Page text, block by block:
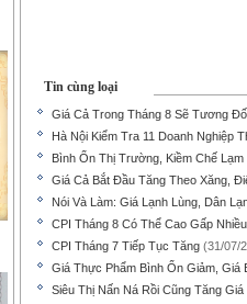
Tin cùng loại
Giá Cả Trong Tháng 8 Sẽ Tương
Hà Nội Kiểm Tra 11 Doanh Nghiệp
Bình Ổn Thị Trường, Kiềm Chế Lạm
Giá Cả Bắt Đầu Tăng Theo Xăng,
Nói Và Làm: Giá Lạnh Lùng, Dân
CPI Tháng 8 Có Thể Cao Gấp
CPI Tháng 7 Tiếp Tục Tăng (31/07/
Giá Thực Phẩm Bình Ổn Giảm, Giá
Siêu Thị Nấn Ná Rồi Cũng Tăng Giá